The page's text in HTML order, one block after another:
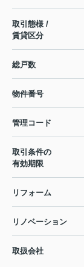
取引態様 /
賃貸区分
総戸数
物件番号
管理コード
取引条件の
有効期限
リフォーム
リノベーション
取扱会社